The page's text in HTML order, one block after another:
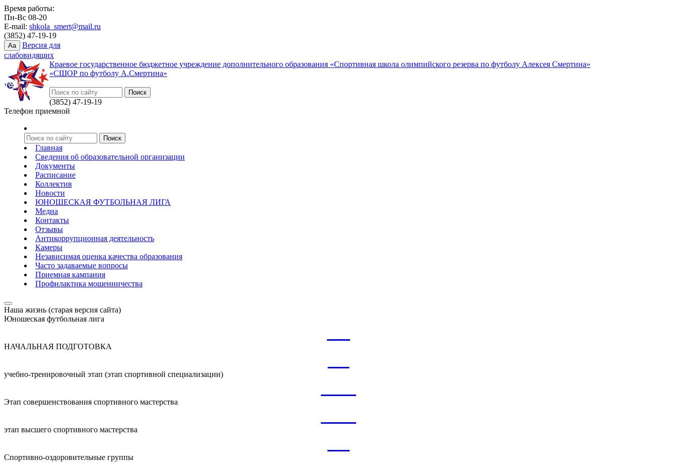
Время работы:
Пн-Вс 08-20
E-mail: shkola_smert@mail.ru
(3852) 47-19-19
Aa
Версия для
слабовидящих
Краевое государственное бюджетное учреждение дополнительного образования «Спортивная школа олимпийского резерва по футболу Алексея Смертина»
«СШОР по футболу А.Смертина»
(3852) 47-19-19
Телефон приемной
Главная
Сведения об образовательной организации
Документы
Расписание
Коллектив
Новости
ЮНОШЕСКАЯ ФУТБОЛЬНАЯ ЛИГА
Медиа
Контакты
Отзывы
Антикоррупционная деятельность
Камеры
Независимая оценка качества образования
Часто задаваемые вопросы
Приемная кампания
Профилактика мошенничества
Наша жизнь (старая версия сайта)
Юношеская футбольная лига
НАЧАЛЬНАЯ ПОДГОТОВКА
учебно-тренировочный этап (этап спортивной специализации)
Этап совершенствования спортивного мастерства
этап высшего спортивного мастерства
Спортивно-оздоровительные группы